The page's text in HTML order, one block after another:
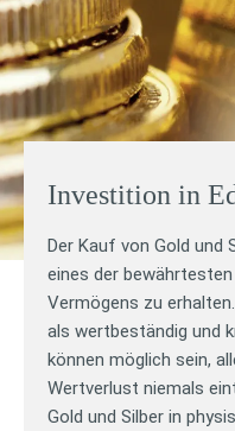
Investition in
Der Kauf von Gold und
eines der
Vermögens zu
als wertbeständig und
können möglich sein,
Wertverlust niemals
Gold und Silber in